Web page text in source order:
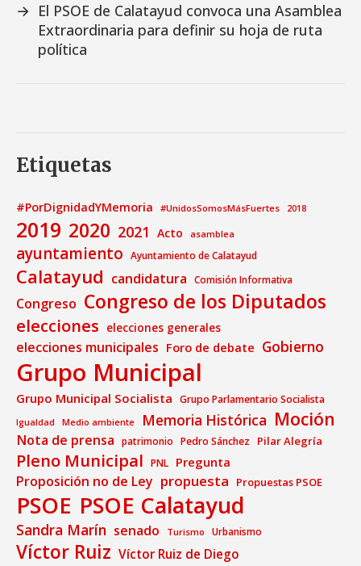
→ El PSOE de Calatayud convoca una Asamblea
Extraordinaria para definir su hoja de ruta
política
Etiquetas
#PorDignidadYMemoria #UnidosSomosMásFuertes 2018
2019 2020 2021 Acto asamblea
ayuntamiento Ayuntamiento de Calatayud
Calatayud candidatura Comisión Informativa
Congreso Congreso de los Diputados
elecciones elecciones generales
elecciones municipales Foro de debate Gobierno
Grupo Municipal
Grupo Municipal Socialista Grupo Parlamentario Socialista
Igualdad Medio ambiente Memoria Histórica Moción
Nota de prensa patrimonio Pedro Sánchez Pilar Alegría
Pleno Municipal PNL Pregunta
Proposición no de Ley propuesta Propuestas PSOE
PSOE PSOE Calatayud
Sandra Marín senado Turismo Urbanismo
Víctor Ruiz Víctor Ruiz de Diego